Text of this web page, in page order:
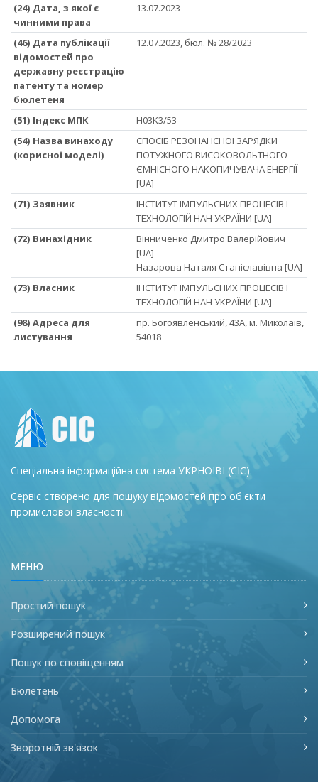
(24) Дата, з якої є
чинними права
13.07.2023
(46) Дата публікації
відомостей про
державну реєстрацію
патенту та номер
бюлетеня
12.07.2023, бюл. № 28/2023
(51) Iндекс МПК
H03K3/53
(54) Назва винаходу
(корисної моделі)
СПОСІБ РЕЗОНАНСНОЇ ЗАРЯДКИ
ПОТУЖНОГО ВИСОКОВОЛЬТНОГО
ЄМНІСНОГО НАКОПИЧУВАЧА ЕНЕРГІЇ
[UA]
(71) Заявник
ІНСТИТУТ ІМПУЛЬСНИХ ПРОЦЕСІВ І
ТЕХНОЛОГІЙ НАН УКРАЇНИ [UA]
(72) Винахідник
Вінниченко Дмитро Валерійович
[UA]
Назарова Наталя Станіславівна [UA]
(73) Власник
ІНСТИТУТ ІМПУЛЬСНИХ ПРОЦЕСІВ І
ТЕХНОЛОГІЙ НАН УКРАЇНИ [UA]
(98) Адреса для
листування
пр. Богоявленський, 43А, м. Миколаїв,
54018
Спеціальна інформаційна система УКРНОІВІ (СІС).
Сервіс створено для пошуку відомостей про об'єкти
промислової власності.
МЕНЮ
Простий пошук
Розширений пошук
Пошук по сповіщенням
Бюлетень
Допомога
Зворотній зв'язок